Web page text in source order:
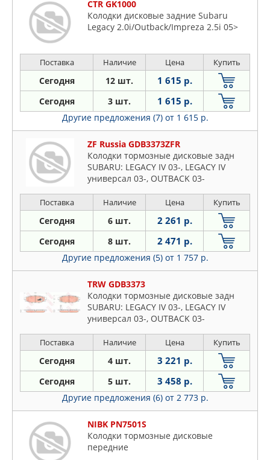
CTR GK1000
Колодки дисковые задние Subaru
Legacy 2.0i/Outback/Impreza 2.5i 05>
Поставка Наличие Цена Купить
Сегодня 12 шт. 1 615 р.
Сегодня 3 шт. 1 615 р.
Другие предложения (7) от 1 615 р.
ZF Russia GDB3373ZFR
Колодки тормозные дисковые задн
SUBARU: LEGACY IV 03-, LEGACY IV
универсал 03-, OUTBACK 03-
Поставка Наличие Цена Купить
Сегодня 6 шт. 2 261 р.
Сегодня 8 шт. 2 471 р.
Другие предложения (5) от 1 757 р.
TRW GDB3373
Колодки тормозные дисковые задн
SUBARU: LEGACY IV 03-, LEGACY IV
универсал 03-, OUTBACK 03-
Поставка Наличие Цена Купить
Сегодня 4 шт. 3 221 р.
Сегодня 5 шт. 3 458 р.
Другие предложения (6) от 2 773 р.
NIBK PN7501S
Колодки тормозные дисковые
передние